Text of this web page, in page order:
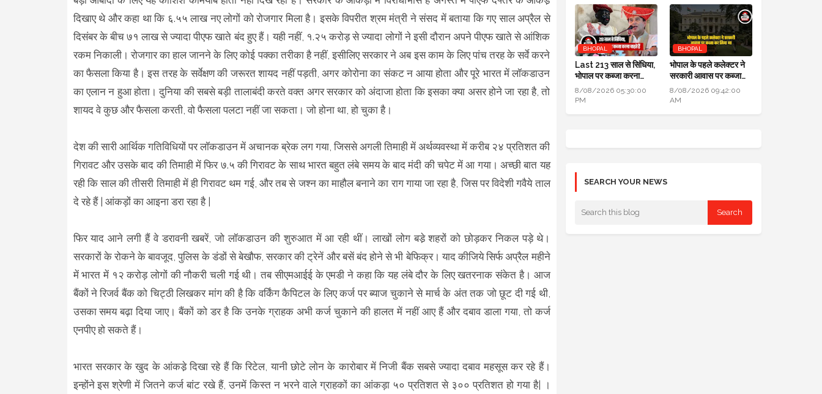
दिखाए थे और कहा था कि ६.५५ लाख नए लोगों को रोजगार मिला है। इसके विपरीत श्रम मंत्री ने संसद में बताया कि गए साल अप्रैल से
दिसंबर के बीच ७१ लाख से ज्यादा पीएफ खाते बंद हुए हैं। यही नहीं, १.२५ करोड़ से ज्यादा लोगों ने इसी दौरान अपने पीएफ खाते से आंशिक
रकम निकाली। रोजगार का हाल जानने के लिए कोई पक्का तरीका है नहीं, इसीलिए सरकार ने अब इस काम के लिए पांच तरह के सर्वे करने
का फैसला किया है। इस तरह के सर्वेक्षण की जरूरत शायद नहीं पड़ती, अगर कोरोना का संकट न आया होता और पूरे भारत में लॉकडाउन
का एलान न हुआ होता। दुनिया की सबसे बड़ी तालाबंदी करते वक्त अगर सरकार को अंदाजा होता कि इसका क्या असर होने जा रहा है, तो
शायद वे कुछ और फैसला करती, वो फैसला पलटा नहीं जा सकता। जो होना था, हो चुका है।
देश की सारी आर्थिक गतिविधियों पर लॉकडाउन में अचानक ब्रेक लग गया, जिससे अगली तिमाही में अर्थव्यवस्था में करीब २४ प्रतिशत की
गिरावट और उसके बाद की तिमाही में फिर ७.५ की गिरावट के साथ भारत बहुत लंबे समय के बाद मंदी की चपेट में आ गया। अच्छी बात यह
रही कि साल की तीसरी तिमाही में ही गिरावट थम गई, और तब से जश्न का माहौल बनाने का राग गाया जा रहा है, जिस पर विदेशी गवैये ताल
दे रहे हैं | आंकड़ों का आइना डरा रहा है |
फिर याद आने लगी हैं वे डरावनी खबरें, जो लॉकडाउन की शुरुआत में आ रही थीं। लाखों लोग बडे़ शहरों को छोड़कर निकल पड़े थे।
सरकारों के रोकने के बावजूद, पुलिस के डंडों से बेखौफ, सरकार की ट्रेनें और बसें बंद होने से भी बेफिक्र। याद कीजिये सिर्फ अप्रैल महीने
में भारत में १२ करोड़ लोगों की नौकरी चली गई थी। तब सीएमआईई के एमडी ने कहा कि यह लंबे दौर के लिए खतरनाक संकेत है। आज
बैंकों ने रिजर्व बैंक को चिट्ठी लिखकर मांग की है कि वर्किंग कैपिटल के लिए कर्ज पर ब्याज चुकाने से मार्च के अंत तक जो छूट दी गई थी,
उसका समय बढ़ा दिया जाए। बैंकों को डर है कि उनके ग्राहक अभी कर्ज चुकाने की हालत में नहीं आए हैं और दबाव डाला गया, तो कर्ज
एनपीए हो सकते हैं।
भारत सरकार के खुद के आंकडे़ दिखा रहे हैं कि रिटेल, यानी छोटे लोन के कारोबार में निजी बैंक सबसे ज्यादा दबाव महसूस कर रहे हैं।
इन्होंने इस श्रेणी में जितने कर्ज बांट रखे हैं, उनमें किस्त न भरने वाले ग्राहकों का आंकड़ा ५० प्रतिशत से ३०० प्रतिशत हो गया है| ।
BHOPAL
Last 213 साल से सिंधिया,
भोपाल पर कब्जा करना
चाहते हैं लेकिन सफल नहीं हो
पाए
8/08/2026 05:30:00
PM
BHOPAL
भोपाल के पहले कलेक्टर ने
सरकारी आवास पर कब्जा
कर लिया था, हाई कोर्ट में
हुआ खुलासा
8/08/2026 09:42:00
AM
SEARCH YOUR NEWS